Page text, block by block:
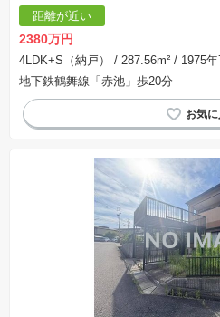
距離が近い
2380万円
4LDK+S（納戸） / 287.56m² / 1975年
地下鉄鶴舞線「赤池」歩20分